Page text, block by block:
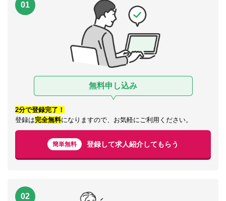
01
無料申し込み
2分で登録完了！
登録は完全無料になりますので、お気軽にご利用ください。
簡単無料 登録して求人紹介してもらう
02